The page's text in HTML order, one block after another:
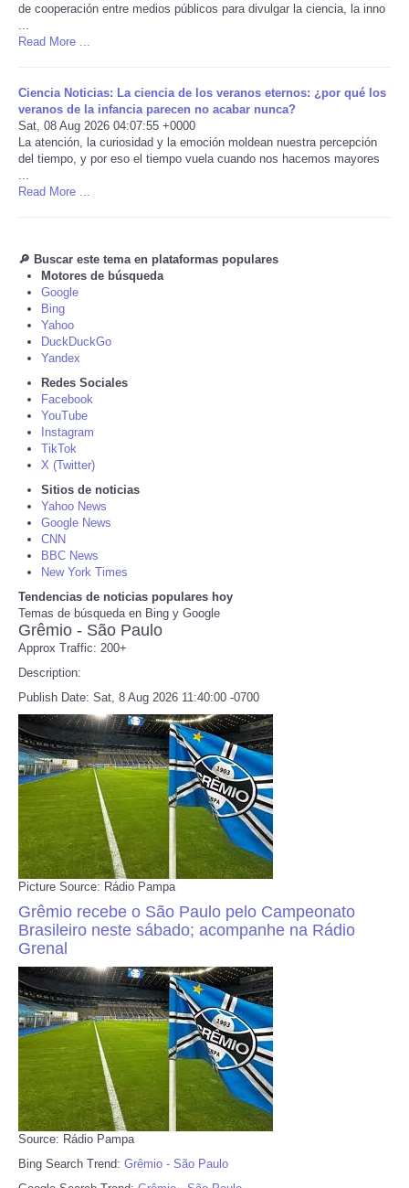
EEUU
Internacionales
Negocios
Tecnologia
Tiempo
CATEGORIES
CARTOONS
CONTACT
SEARCH
SHOPPING
Daily Deals
RobinsPost Store
Refund Policy
de cooperación entre medios públicos para divulgar la ciencia, la inno
Read More ...
Ciencia Noticias: La ciencia de los veranos eternos: ¿por qué los
veranos de la infancia parecen no acabar nunca?
Sat, 08 Aug 2026 04:07:55 +0000
La atención, la curiosidad y la emoción moldean nuestra percepción
del tiempo, y por eso el tiempo vuela cuando nos hacemos mayores
Read More ...
🔎 Buscar este tema en plataformas populares
Motores de búsqueda
Google
Bing
Yahoo
DuckDuckGo
Yandex
Redes Sociales
Facebook
YouTube
Instagram
TikTok
X (Twitter)
Sitios de noticias
Yahoo News
Google News
CNN
BBC News
New York Times
Tendencias de noticias populares hoy
Temas de búsqueda en Bing y Google
Grêmio - São Paulo
Approx Traffic: 200+
Description:
Publish Date: Sat, 8 Aug 2026 11:40:00 -0700
Picture Source: Rádio Pampa
Grêmio recebe o São Paulo pelo Campeonato
Brasileiro neste sábado; acompanhe na Rádio
Grenal
Source: Rádio Pampa
Bing Search Trend: Grêmio - São Paulo